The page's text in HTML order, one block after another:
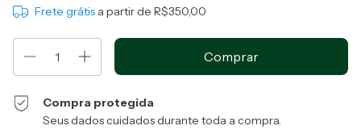
Frete grátis a partir de R$350,00
Compra protegida
Seus dados cuidados durante toda a compra.